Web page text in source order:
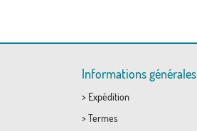
Informations générales
> Expédition
> Termes